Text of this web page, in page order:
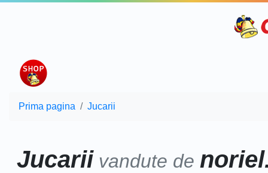
Prima pagina Jucarii
Jucarii vandute de